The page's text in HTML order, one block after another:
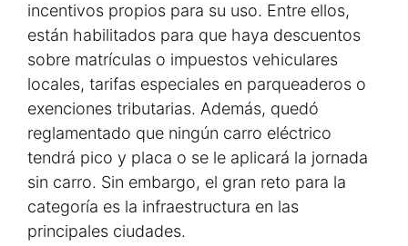
incentivos propios para su uso. Entre ellos,
están habilitados para que haya descuentos
sobre matrículas o impuestos vehiculares
locales, tarifas especiales en parqueaderos o
exenciones tributarias. Además, quedó
reglamentado que ningún carro eléctrico
tendrá pico y placa o se le aplicará la jornada
sin carro. Sin embargo, el gran reto para la
categoría es la infraestructura en las
principales ciudades.